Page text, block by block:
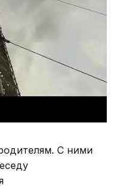
С ними